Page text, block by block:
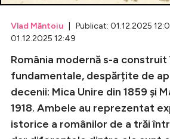
Vlad Măntoiu | Publicat: 01.12.2025
01.12.2025 12:49
România modernă s-a
fundamentale, despărțite de
decenii: Mica Unire din 1859 și
1918. Ambele au reprezentat
istorice a românilor de a trăi